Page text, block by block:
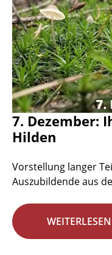
7. Dezember:
Hilden
Vorstellung langer
Auszubildende aus
WEITERLESEN